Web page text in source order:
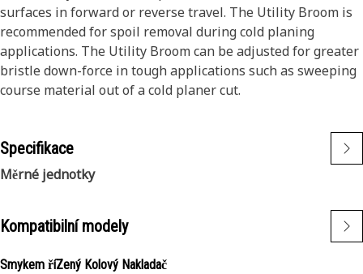
surfaces in forward or reverse travel. The Utility Broom is
recommended for spoil removal during cold planing
applications. The Utility Broom can be adjusted for greater
bristle down-force in tough applications such as sweeping
course material out of a cold planer cut.
Specifikace
Měrné jednotky
Kompatibilní modely
Smykem říZený Kolový Nakladač